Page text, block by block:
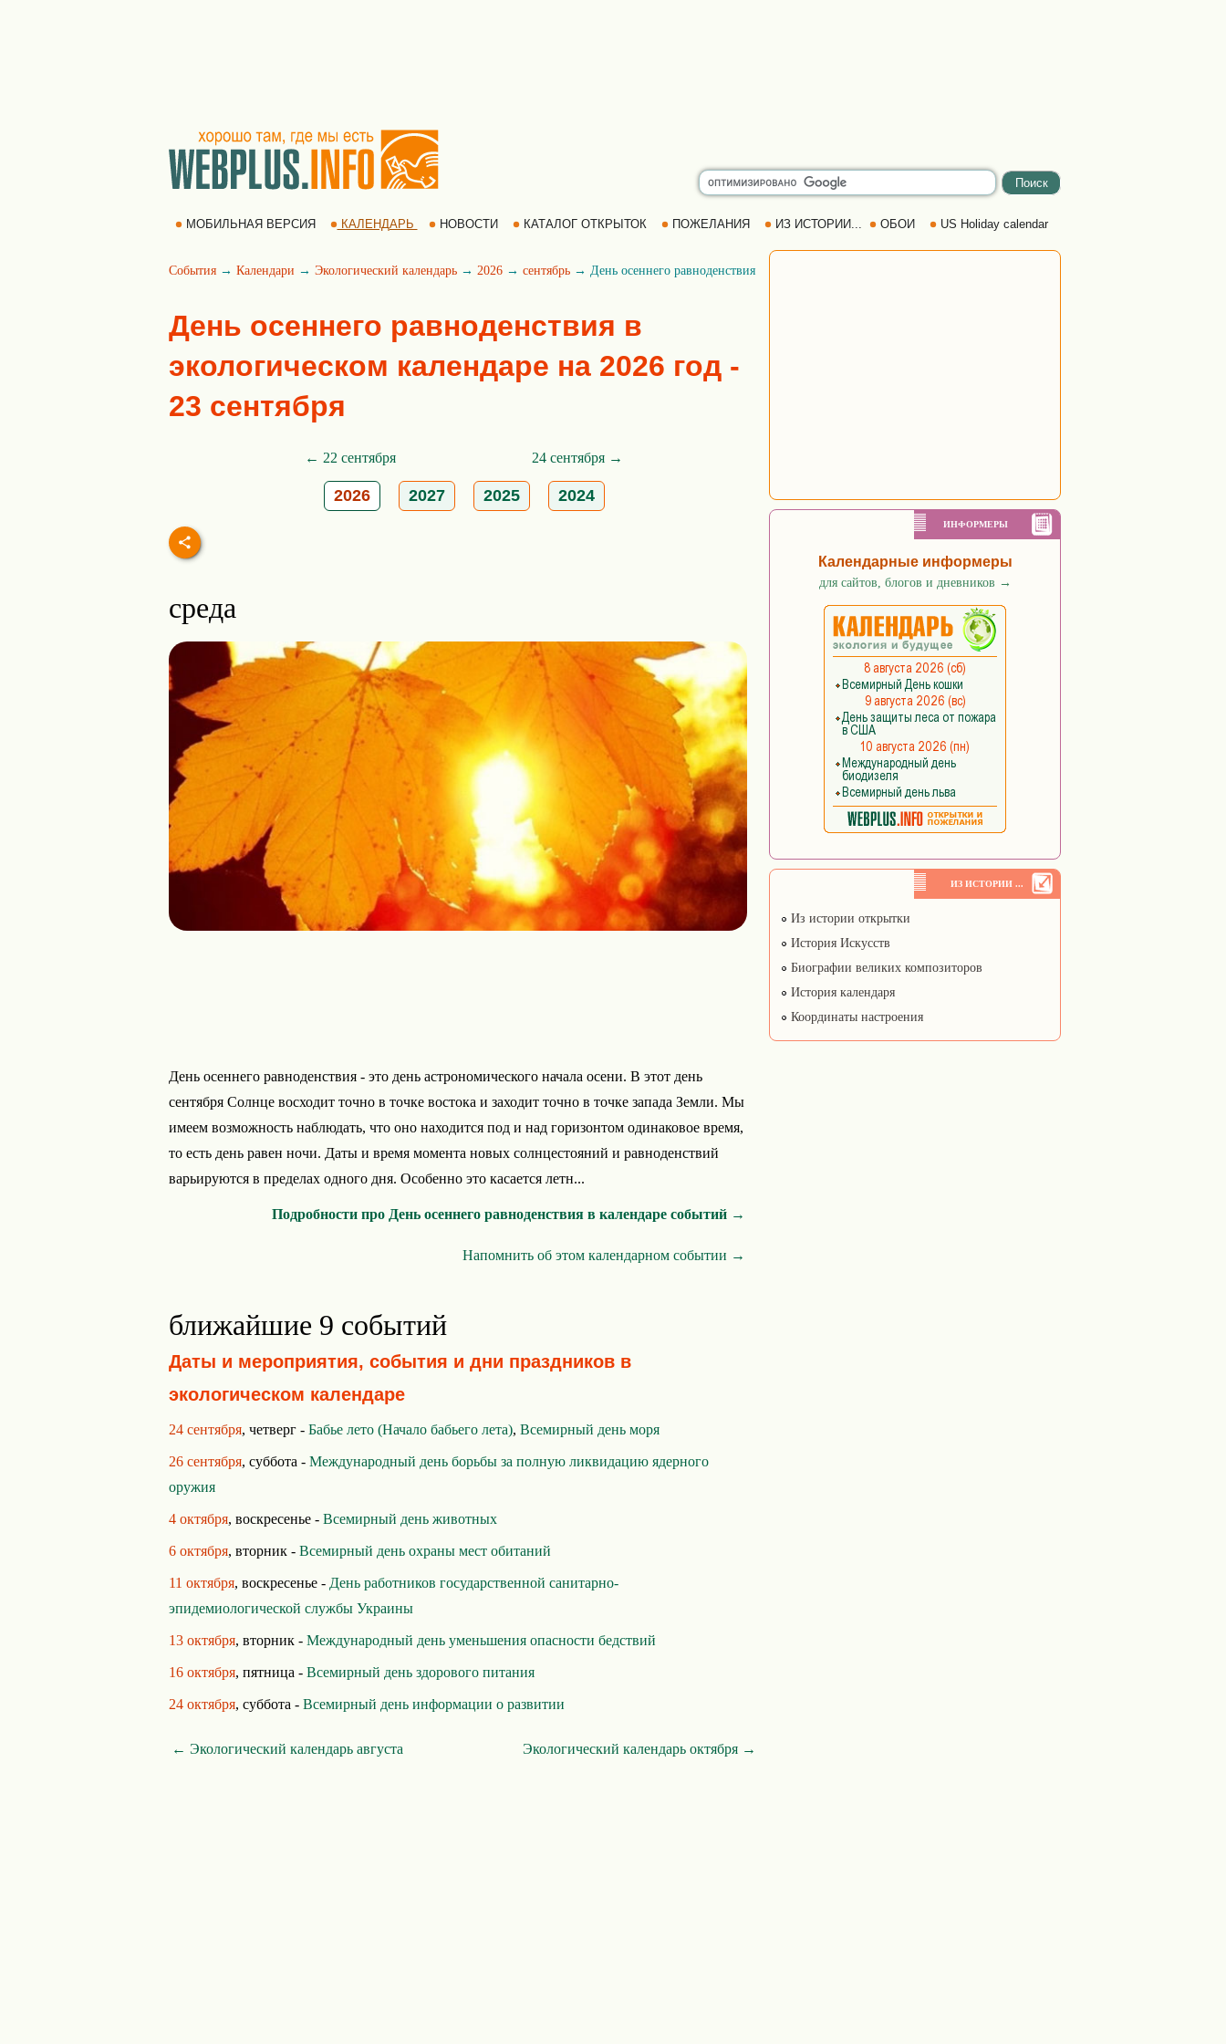
МОБИЛЬНАЯ ВЕРСИЯ КАЛЕНДАРЬ НОВОСТИ КАТАЛОГ ОТКРЫТОК ПОЖЕЛАНИЯ ИЗ ИСТОРИИ... ОБОИ US Holiday calendar
События → Календари → Экологический календарь → 2026 → сентябрь → День осеннего равноденствия
День осеннего равноденствия в
экологическом календаре на 2026 год -
23 сентября
← 22 сентября 24 сентября →
2026 2027 2025 2024
среда
День осеннего равноденствия - это день астрономического начала осени. В этот день
сентября Солнце восходит точно в точке востока и заходит точно в точке запада Земли. Мы
имеем возможность наблюдать, что оно находится под и над горизонтом одинаковое время,
то есть день равен ночи. Даты и время момента новых солнцестояний и равноденствий
варьируются в пределах одного дня. Особенно это касается летн...
Подробности про День осеннего равноденствия в календаре событий →
Напомнить об этом календарном событии →
ближайшие 9 событий
Даты и мероприятия, события и дни праздников в
экологическом календаре
24 сентября, четверг - Бабье лето (Начало бабьего лета), Всемирный день моря
26 сентября, суббота - Международный день борьбы за полную ликвидацию ядерного
оружия
4 октября, воскресенье - Всемирный день животных
6 октября, вторник - Всемирный день охраны мест обитаний
11 октября, воскресенье - День работников государственной санитарно-
эпидемиологической службы Украины
13 октября, вторник - Международный день уменьшения опасности бедствий
16 октября, пятница - Всемирный день здoрoвoгo питания
24 октября, суббота - Всемирный день информации о развитии
← Экологический календарь августа Экологический календарь октября →
ИНФОРМЕРЫ
Календарные информеры
для сайтов, блогов и дневников →
ИЗ ИСТОРИИ ...
Из истории открытки
История Искусств
Биографии великих композиторов
История календаря
Координаты настроения